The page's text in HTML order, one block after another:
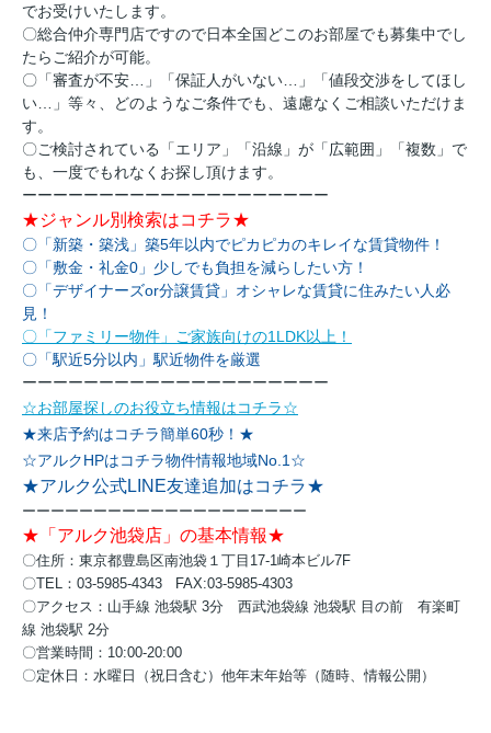
でお受けいたします。
〇総合仲介専門店ですので日本全国どこのお部屋でも募集中でし
たらご紹介が可能。
〇「審査が不安…」「保証人がいない…」「値段交渉をしてほし
い…」等々、どのようなご条件でも、遠慮なくご相談いただけま
す。
〇ご検討されている「エリア」「沿線」が「広範囲」「複数」で
も、一度でもれなくお探し頂けます。
ーーーーーーーーーーーーーーーーーーーー
★ジャンル別検索はコチラ★
〇「新築・築浅」築5年以内でピカピカのキレイな賃貸物件！
〇「敷金・礼金0」少しでも負担を減らしたい方！
〇「デザイナーズor分譲賃貸」オシャレな賃貸に住みたい人必
見！
〇「ファミリー物件」ご家族向けの1LDK以上！
〇「駅近5分以内」駅近物件を厳選
ーーーーーーーーーーーーーーーーーーーー
☆お部屋探しのお役立ち情報はコチラ☆
★来店予約はコチラ簡単60秒！★
☆アルクHPはコチラ物件情報地域No.1☆
★アルク公式LINE友達追加はコチラ★
ーーーーーーーーーーーーーーーーーーーー
★「アルク池袋店」の基本情報★
〇住所：東京都豊島区南池袋１丁目17-1崎本ビル7F
〇TEL：03-5985-4343 FAX:03-5985-4303
〇アクセス： 山手線 池袋駅 3分 西武池袋線 池袋駅 目の前 有楽町
線 池袋駅 2分
〇営業時間：10:00-20:00
〇定休日：水曜日（祝日含む）他年末年始等（随時、情報公開）